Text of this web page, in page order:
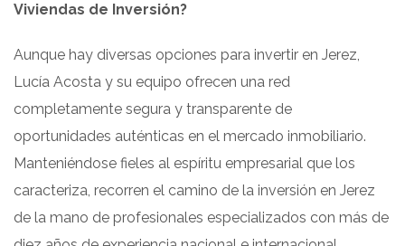
Viviendas de Inversión?
Aunque hay diversas opciones para invertir en Jerez,
Lucía Acosta y su equipo ofrecen una red
completamente segura y transparente de
oportunidades auténticas en el mercado inmobiliario.
Manteniéndose fieles al espíritu empresarial que los
caracteriza, recorren el camino de la inversión en Jerez
de la mano de profesionales especializados con más de